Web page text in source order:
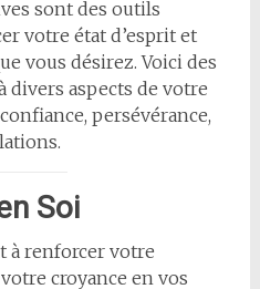
sont des outils
votre état d’esprit et
vous désirez. Voici des
divers aspects de votre
persévérance,
Soi
à renforcer votre
croyance en vos